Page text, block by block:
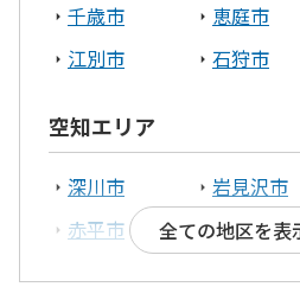
千歳市 恵庭市
江別市
石狩市
空知エリア
深川市 岩見沢市
赤平市
三笠市
全ての地区を表